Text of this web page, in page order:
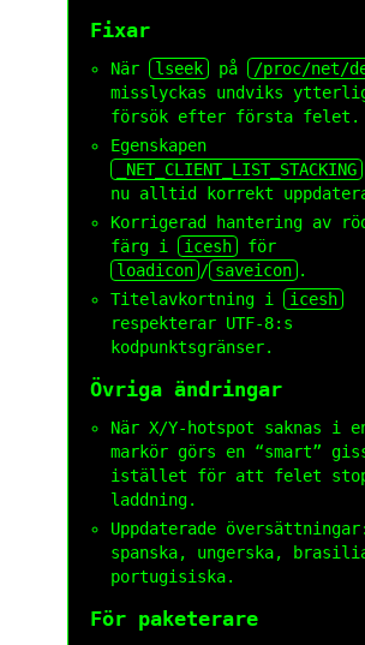
Fixar
När lseek på /proc/net/
misslyckas undviks
försök efter första felet.
Egenskapen
_NET_CLIENT_LIST_STACKING
nu alltid korrekt
Korrigerad hantering av
färg i icesh
för
loadicon / saveicon .
Titelavkortning i icesh
respekterar UTF-8:s
kodpunktsgränser.
Övriga ändringar
När X/Y-hotspot saknas i en
markör görs en “smart”
istället för att felet
laddning.
Uppdaterade översättningar:
spanska, ungerska,
portugisiska.
För paketerare